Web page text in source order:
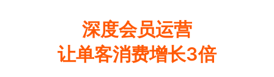
深度会员运营
让单客消费增长3倍